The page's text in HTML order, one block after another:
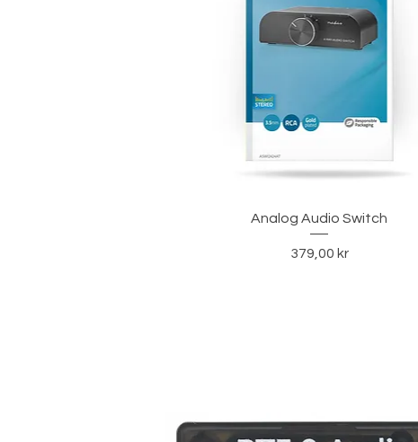
Hurtigvisning
Analog Audio Switch
Pris
379,00 kr